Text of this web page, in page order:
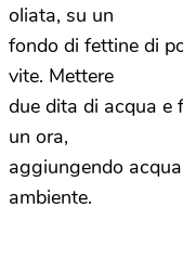
oliata, su un
fondo di fettine di
vite. Mettere
due dita di acqua e
un ora,
aggiungendo
ambiente.